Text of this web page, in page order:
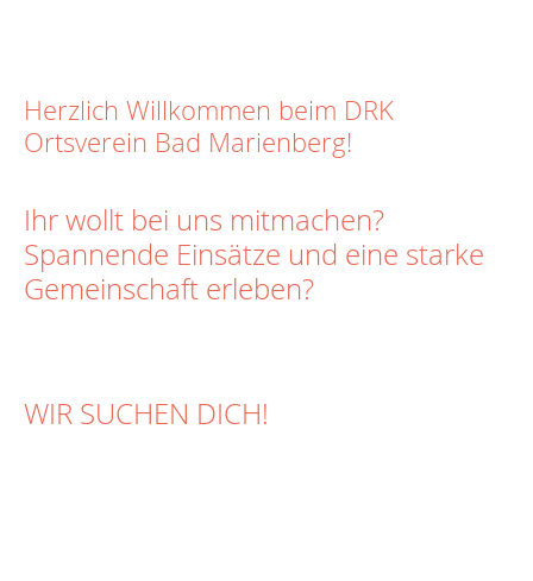
Herzlich Willkommen beim DRK
Ortsverein Bad Marienberg!
Ihr wollt bei uns mitmachen?
Spannende Einsätze und eine starke
Gemeinschaft erleben?
WIR SUCHEN DICH!